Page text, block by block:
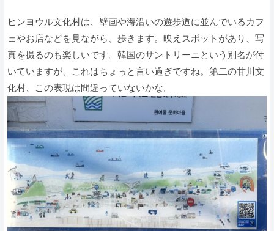
ヒンヨウル文化村は、壁画や海沿いの遊歩道に並んでいるカフ
ェやお店などを見ながら、歩きます。映えスポットがあり、写
真を撮るのも楽しいです。韓国のサントリーニという別名が付
いていますが、これはちょっと言い過ぎですね。第二の甘川文
化村、この表現は間違っていないかな。